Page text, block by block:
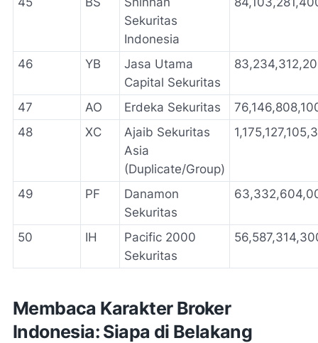
Sekuritas
Indonesia
46 YB
Jasa Utama
Capital Sekuritas
47 AO Erdeka Sekuritas
48
XC
Ajaib Sekuritas
Asia
(Duplicate/Group)
49 PF
Danamon
Sekuritas
50 IH
Pacific 2000
Sekuritas
Membaca Karakter Broker
Indonesia: Siapa di Belakang